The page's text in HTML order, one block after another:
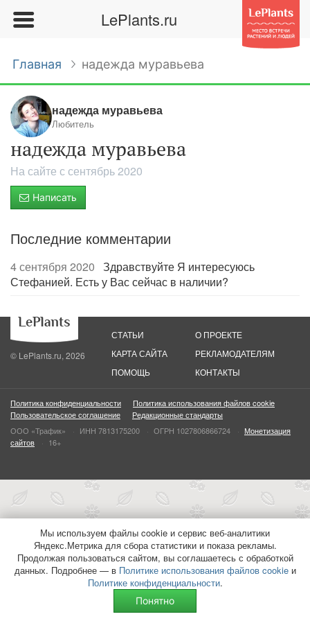
LePlants.ru
Главная надежда муравьева
надежда муравьева
Любитель
надежда муравьева
На сайте с сентябрь 2020
Написать
Последние комментарии
4 сентября 2020 Здравствуйте Я интересуюсь
Стефанией. Есть у Вас сейчас в наличии?
© LePlants.ru, 2026
СТАТЬИ
КАРТА САЙТА
ПОМОЩЬ
О ПРОЕКТЕ
РЕКЛАМОДАТЕЛЯМ
КОНТАКТЫ
Политика конфиденциальности
Политика использования файлов cookie
Пользовательское соглашение
Редакционные стандарты
ООО «Трафик»
ИНН 7813175200 ОГРН 1027806866724
Монетизация
сайтов
16+
Мы используем файлы cookie и сервис веб-аналитики
Яндекс.Метрика для сбора статистики и показа рекламы.
Продолжая пользоваться сайтом, вы соглашаетесь с обработкой
данных. Подробнее — в Политике использования файлов cookieи
Политике конфиденциальности.
Понятно